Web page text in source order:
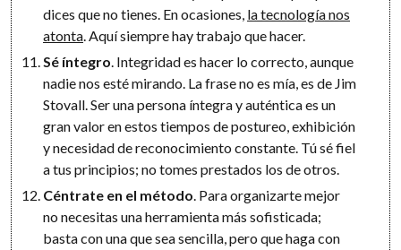
dices que no tienes. En ocasiones, la tecnología nos
atonta. Aquí siempre hay trabajo que hacer.
Sé íntegro. Integridad es hacer lo correcto, aunque
nadie nos esté mirando. La frase no es mía, es de Jim
Stovall. Ser una persona íntegra y auténtica es un
gran valor en estos tiempos de postureo, exhibición
y necesidad de reconocimiento constante. Tú sé fiel
a tus principios; no tomes prestados los de otros.
Céntrate en el método. Para organizarte mejor
no necesitas una herramienta más sofisticada;
basta con una que sea sencilla, pero que haga con